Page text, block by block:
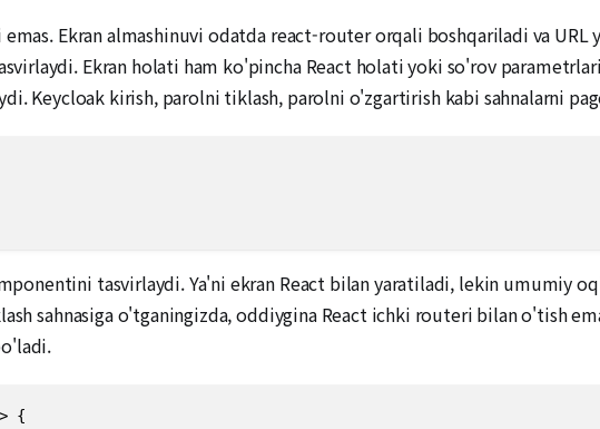
Ekran almashinuvi odatda react-router orqali boshqariladi va
Ekran holati ham ko'pincha React holati yoki so'rov
Keycloak kirish, parolni tiklash, parolni o'zgartirish kabi sahnalarni
tasvirlaydi. Ya'ni ekran React bilan yaratiladi, lekin umumiy
sahnasiga o'tganingizda, oddiygina React ichki routeri bilan o'tish
{